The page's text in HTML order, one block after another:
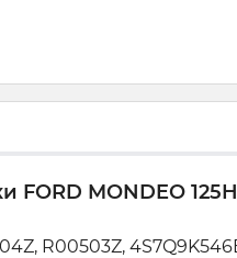
FORD MONDEO
R00503Z,